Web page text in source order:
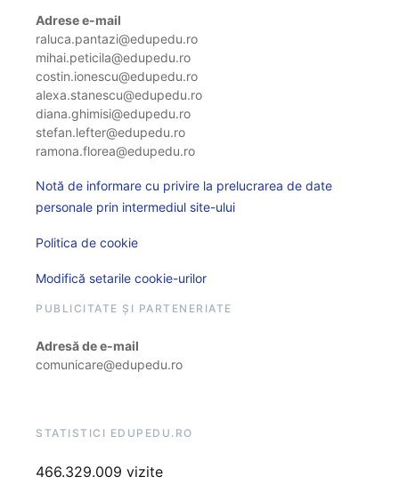
Adrese e-mail
raluca.pantazi@edupedu.ro
mihai.peticila@edupedu.ro
costin.ionescu@edupedu.ro
alexa.stanescu@edupedu.ro
diana.ghimisi@edupedu.ro
stefan.lefter@edupedu.ro
ramona.florea@edupedu.ro
Notă de informare cu privire la prelucrarea de date
personale prin intermediul site-ului
Politica de cookie
Modifică setarile cookie-urilor
PUBLICITATE ȘI PARTENERIATE
Adresă de e-mail
comunicare@edupedu.ro
STATISTICI EDUPEDU.RO
466.329.009 vizite